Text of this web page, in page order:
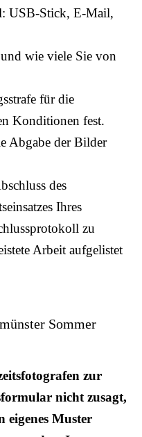
USB-Stick, E-Mail,
wie viele Sie von
für die
Konditionen fest.
Abgabe der Bilder
des
Ihres
zu
Arbeit aufgelistet
zur
nicht zusagt,
eigenes Muster